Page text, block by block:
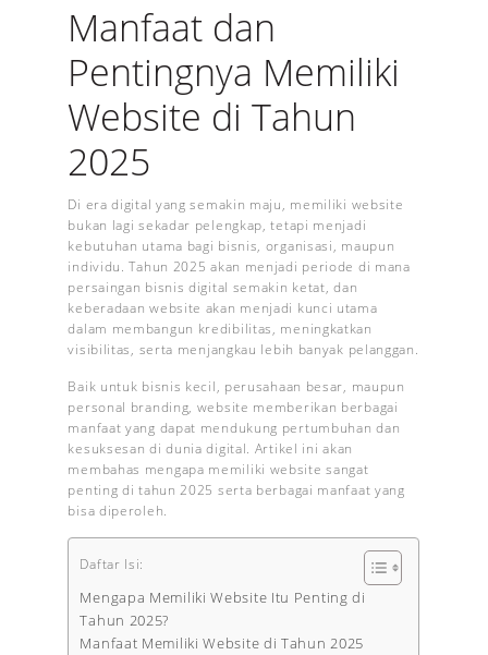
Manfaat dan
Pentingnya Memiliki
Website di Tahun
2025
Di era digital yang semakin maju, memiliki website
bukan lagi sekadar pelengkap, tetapi menjadi
kebutuhan utama bagi bisnis, organisasi, maupun
individu. Tahun 2025 akan menjadi periode di mana
persaingan bisnis digital semakin ketat, dan
keberadaan website akan menjadi kunci utama
dalam membangun kredibilitas, meningkatkan
visibilitas, serta menjangkau lebih banyak pelanggan.
Baik untuk bisnis kecil, perusahaan besar, maupun
personal branding, website memberikan berbagai
manfaat yang dapat mendukung pertumbuhan dan
kesuksesan di dunia digital. Artikel ini akan
membahas mengapa memiliki website sangat
penting di tahun 2025 serta berbagai manfaat yang
bisa diperoleh.
Daftar Isi:
Mengapa Memiliki Website Itu Penting di
Tahun 2025?
Manfaat Memiliki Website di Tahun 2025